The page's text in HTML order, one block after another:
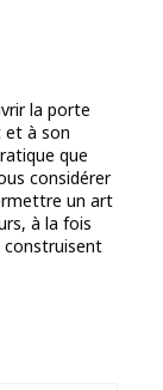
la porte
et à son
que
considérer
un art
à la fois
construisent